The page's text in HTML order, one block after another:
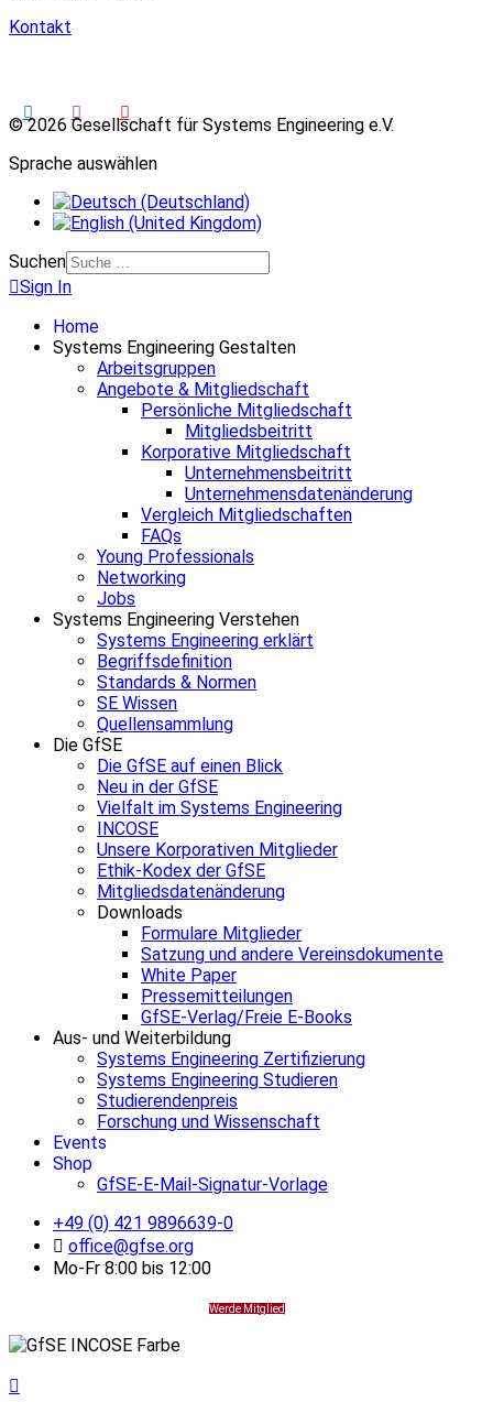
Kontakt
© 2026 Gesellschaft für Systems Engineering e.V.
Sprache auswählen
Suchen
Sign In
Home
Systems Engineering Gestalten
Arbeitsgruppen
Angebote & Mitgliedschaft
Persönliche Mitgliedschaft
Mitgliedsbeitritt
Korporative Mitgliedschaft
Unternehmensbeitritt
Unternehmensdatenänderung
Vergleich Mitgliedschaften
FAQs
Young Professionals
Networking
Jobs
Systems Engineering Verstehen
Systems Engineering erklärt
Begriffsdefinition
Standards & Normen
SE Wissen
Quellensammlung
Die GfSE
Die GfSE auf einen Blick
Neu in der GfSE
Vielfalt im Systems Engineering
INCOSE
Unsere Korporativen Mitglieder
Ethik-Kodex der GfSE
Mitgliedsdatenänderung
Downloads
Formulare Mitglieder
Satzung und andere Vereinsdokumente
White Paper
Pressemitteilungen
GfSE-Verlag/Freie E-Books
Aus- und Weiterbildung
Systems Engineering Zertifizierung
Systems Engineering Studieren
Studierendenpreis
Forschung und Wissenschaft
Events
Shop
GfSE-E-Mail-Signatur-Vorlage
+49 (0) 421 9896639-0
office@gfse.org
Mo-Fr 8:00 bis 12:00
Werde Mitglied